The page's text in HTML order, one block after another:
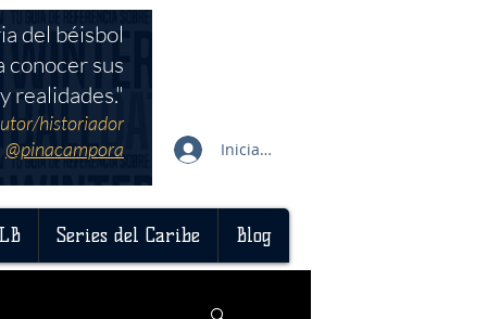
Iniciar sesión
Series del Caribe Blog
del béisbol
conocer sus
realidades."
historiador
@pinacampora